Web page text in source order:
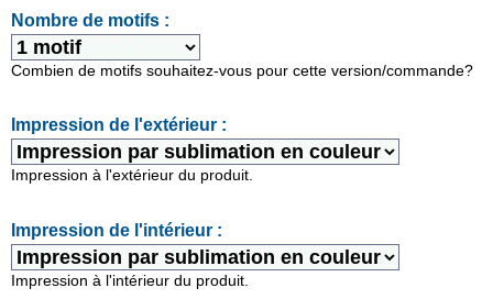
Nombre de motifs :
Combien de motifs souhaitez-vous pour cette version/commande?
Impression de l'extérieur :
Impression à l'extérieur du produit.
Impression de l'intérieur :
Impression à l'intérieur du produit.